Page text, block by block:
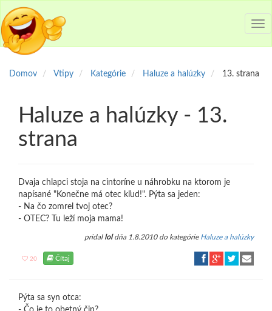
Domov Vtipy Kategórie Haluze a halúzky 13. strana
Haluze a halúzky - 13.
strana
Dvaja chlapci stoja na cintoríne u náhrobku na ktorom je
napísané "Konečne má otec kľud!". Pýta sa jeden:
- Na čo zomrel tvoj otec?
- OTEC? Tu leží moja mama!
pridal loldňa 1.8.2010 do kategórie Haluze a halúzky
20 Čítaj
Pýta sa syn otca: